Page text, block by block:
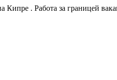
Кипре . Работа за границей